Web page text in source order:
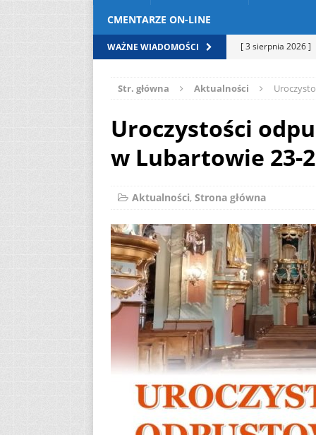
CMENTARZE ON-LINE
WAŻNE WIADOMOŚCI [ 3 sierpnia 2026 ]
[ 2 sierpnia 2026 ]
[ 2 sierpnia 2026 ]
[ 2 sierpnia 2026 ]
12
Str. główna Aktualności
Uroczystości
w Lubartowie 23-
Aktualności, Strona główna